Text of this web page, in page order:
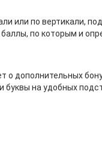
или по вертикали,
по которым и
о дополнительных
на удобных